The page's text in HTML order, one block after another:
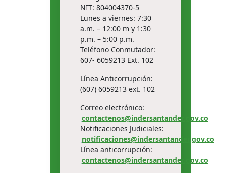
NIT: 804004370-5
Lunes a viernes: 7:30
a.m. – 12:00 m y 1:30
p.m. – 5:00 p.m.
Teléfono Conmutador:
607- 6059213 Ext. 102
Línea Anticorrupción:
(607) 6059213 ext. 102
Correo electrónico:
contactenos@indersantander.gov.co
Notificaciones Judiciales:
notificaciones@indersantander.gov.co
Línea anticorrupción:
contactenos@indersantander.gov.co